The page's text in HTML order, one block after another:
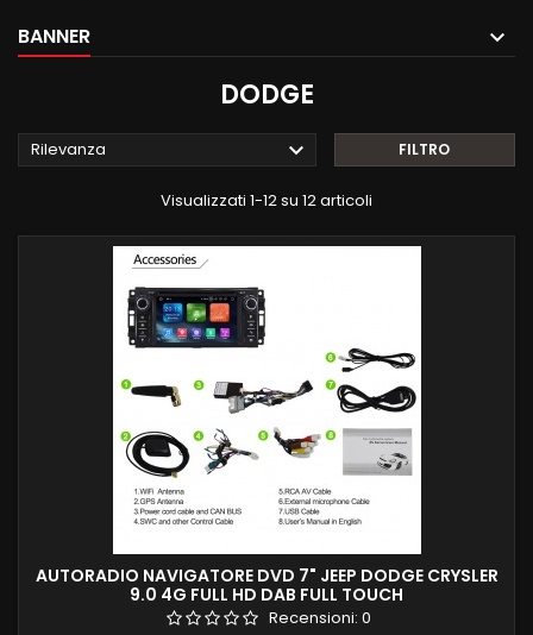
BANNER
DODGE
Rilevanza  FILTRO
Visualizzati 1-12 su 12 articoli
AUTORADIO NAVIGATORE DVD 7" JEEP DODGE CRYSLER
9.0 4G FULL HD DAB FULL TOUCH
Recensioni: 0